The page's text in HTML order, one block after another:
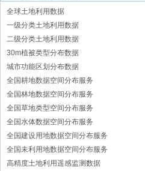
全球土地利用数据
一级分类土地利用数据
二级分类土地利用数据
30m植被类型分布数据
城市功能区划分布数据
全国耕地数据空间分布服务
全国林地数据空间分布服务
全国草地类型空间分布服务
全国水体数据空间分布服务
全国建设用地数据空间分布服务
全国未利用地数据空间分布服务
高精度土地利用遥感监测数据